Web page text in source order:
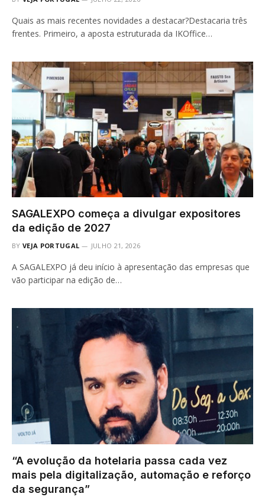
Quais as mais recentes novidades a destacar?Destacaria três
frentes. Primeiro, a aposta estruturada da IKOffice…
SAGALEXPO começa a divulgar expositores
da edição de 2027
BY VEJA PORTUGAL JULHO 21, 2026
A SAGALEXPO já deu início à apresentação das empresas que
vão participar na edição de…
“A evolução da hotelaria passa cada vez
mais pela digitalização, automação e reforço
da segurança”